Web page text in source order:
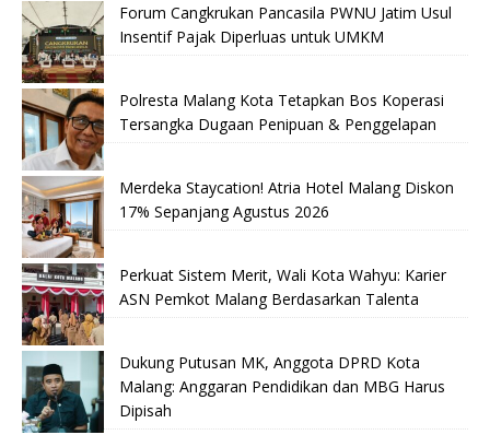
Forum Cangkrukan Pancasila PWNU Jatim Usul
Insentif Pajak Diperluas untuk UMKM
Polresta Malang Kota Tetapkan Bos Koperasi
Tersangka Dugaan Penipuan & Penggelapan
Merdeka Staycation! Atria Hotel Malang Diskon
17% Sepanjang Agustus 2026
Perkuat Sistem Merit, Wali Kota Wahyu: Karier
ASN Pemkot Malang Berdasarkan Talenta
Dukung Putusan MK, Anggota DPRD Kota
Malang: Anggaran Pendidikan dan MBG Harus
Dipisah